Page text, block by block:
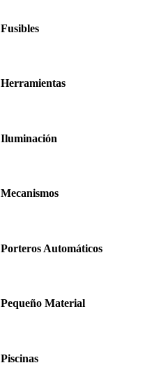
Fusibles
Herramientas
Iluminación
Mecanismos
Porteros Automáticos
Pequeño Material
Piscinas